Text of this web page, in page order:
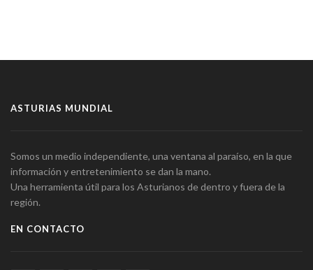
ASTURIAS MUNDIAL
Somos un medio independiente, una ventana al paraíso, en la que
información y entretenimiento se dan la mano.
Una herramienta útil para los Asturianos de dentro y fuera de la
región.
EN CONTACTO